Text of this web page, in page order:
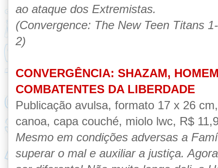
ao ataque dos Extremistas.
(Convergence: The New Teen Titans
2)
CONVERGÊNCIA: SHAZAM,
COMBATENTES DA LIBERDADE
Publicação avulsa, formato 17 x 26
canoa, capa couché, miolo lwc, R$
Mesmo em condições adversas a
superar o mal e auxiliar a justiça.